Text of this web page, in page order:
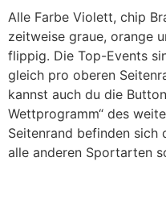
Alle Farbe Violett, chip
zeitweise graue, orange
flippig. Die Top-Events
gleich pro oberen
kannst auch du die
Wettprogramm“ des
Seitenrand befinden sich
alle anderen Sportarten